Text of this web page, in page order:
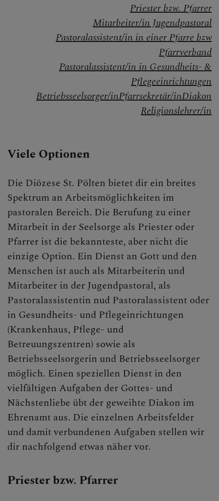
Wiedereintritt
Alphakurse
Ministranten
Jobbörse
Kirchenbeitrag
Synodaler Prozess
Arbeitslosenfond
Schöpfung
BEGEGNEN
Priester bzw. Pfarrer
Mitarbeiter/in Jugendpastoral
Pastoralassistent/in in einer Pfarre bzw
Pfarrverband
Pastoralassistent/in in Gesundheits- &
Pflegeeinrichtungen
Betriebsseelsorger/inPfarrsekretär/inDiakon
Religionslehrer/in
Viele Optionen
Die Diözese St. Pölten bietet dir ein breites
Spektrum an Arbeitsmöglichkeiten im
pastoralen Bereich. Die Berufung zu einer
Mitarbeit in der Seelsorge als Priester oder
Pfarrer ist die bekannteste, aber nicht die
einzige Option. Ein Dienst an Gott und den
Menschen ist auch als Mitarbeiterin und
Mitarbeiter in der Jugendpastoral, als
Pastoralassistentin nud Pastoralassistent oder
in Gesundheits- und Pflegeinrichtungen
(Krankenhaus, Pflege- und
Betreuungszentren) sowie als
Betriebsseelsorgerin und Betriebsseelsorger
möglich. Einen speziellen Dienst in den
vielfältigen Aufgaben der Gottes- und
Nächstenliebe übt der geweihte Diakon im
Ehrenamt aus. Die einzelnen Arbeitsfelder
und damit verbundenen Aufgaben stellen wir
dir nachfolgend etwas näher vor.
Priester bzw. Pfarrer